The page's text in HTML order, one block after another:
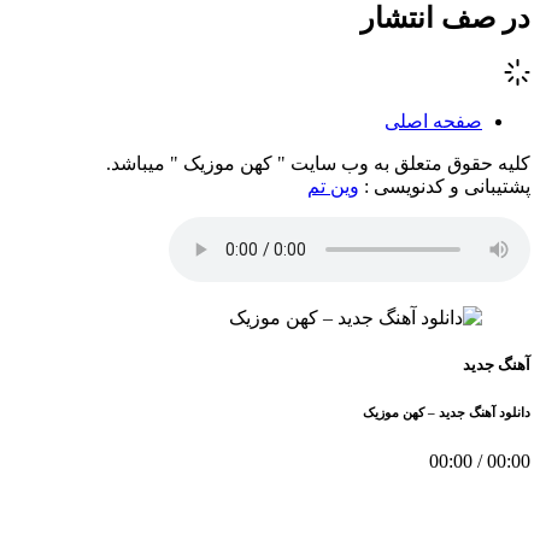
در صف انتشار
صفحه اصلی
کلیه حقوق متعلق به وب سایت " کهن موزیک " میباشد.
پشتیبانی و کدنویسی : وین تم
آهنگ جدید
دانلود آهنگ جدید – کهن موزیک
00:00
/
00:00